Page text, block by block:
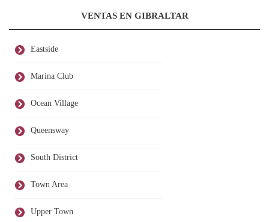
VENTAS EN GIBRALTAR
Eastside
Marina Club
Ocean Village
Queensway
South District
Town Area
Upper Town